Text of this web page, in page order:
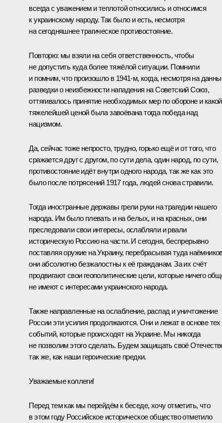
всегда с уважением и теплотой относились и относимся
к украинскому народу. Так было и есть, несмотря
на сегодняшнее трагическое противостояние.
Повторю: мы взяли на себя ответственность, чтобы
не допустить куда более тяжёлой ситуации. Помнили
и помним, что произошло в 1941-м, когда, несмотря на
разведки о неизбежности нападения на Советский Союз,
оттягивалось принятие необходимых мер по обороне и какой
тяжелейшей ценой была завоёвана тогда победа над
нацизмом.
Да, сейчас тоже непросто, трудно, горько ещё и от того, что
сражается друг с другом, по сути дела, один народ, по сути,
противостояние идёт внутри одного народа, так же как это
было после потрясений 1917 года, людей снова стравили.
Тогда иностранные державы грели руки на трагедии нашего
народа. Им было плевать и на белых, и на красных, они
преследовали свои интересы, ослабляли и рвали
историческую Россию на части. И сегодня, беспрерывно
поставляя оружие на Украину, перебрасывая туда
они абсолютно безжалостны к её гражданам. За их счёт
продвигают свои геополитические цели, которые ничего
не имеют с интересами украинского народа.
Также направленные на ослабление, распад и уничтожение
России эти усилия продолжаются. Они и лежат в основе тех
событий, которые происходят на Украине. Мы никогда
не позволим этого сделать. Будем защищать своё
так же, как наши героические предки.
Уважаемые коллеги!
Перед тем как мы перейдём к беседе, хочу отметить, что
в этом году Российское историческое общество отметило